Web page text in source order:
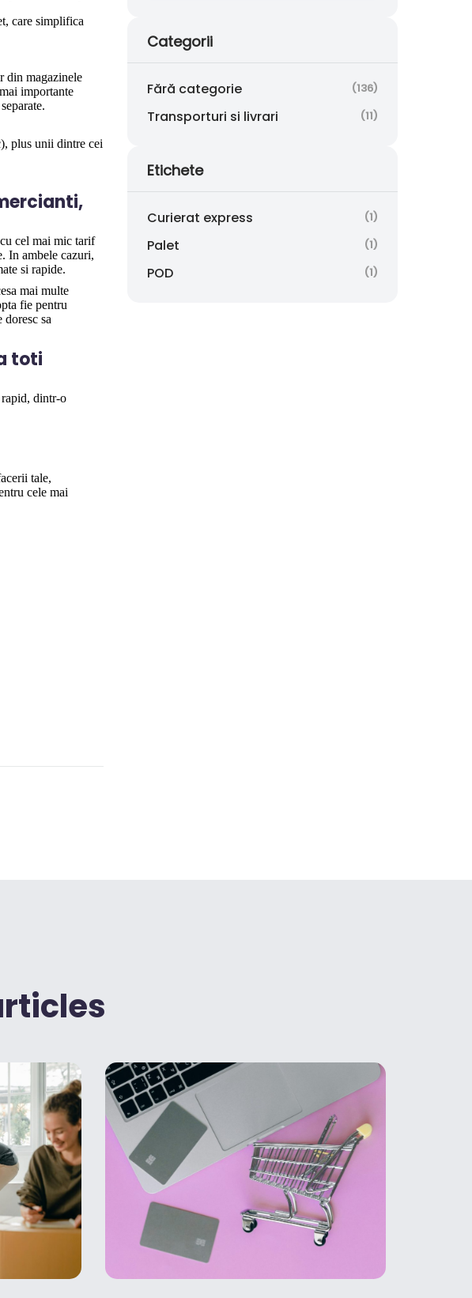
care simplifica
din magazinele
importante
plus unii dintre cei
cel mai mic tarif
In ambele cazuri,
si rapide.
mai multe
fie pentru
sa
toti
dintr-o
tale,
cele mai
Categorii
Fără categorie (136)
Transporturi si livrari (11)
Etichete
Curierat express (1)
Palet (1)
POD (1)